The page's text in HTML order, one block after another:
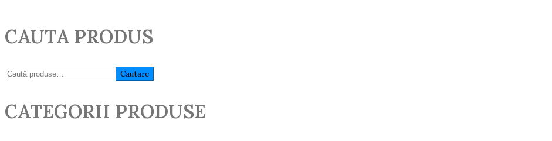
CAUTA PRODUS
Caută: Cautare
CATEGORII PRODUSE